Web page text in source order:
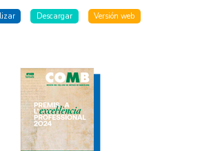
Descargar Versión web